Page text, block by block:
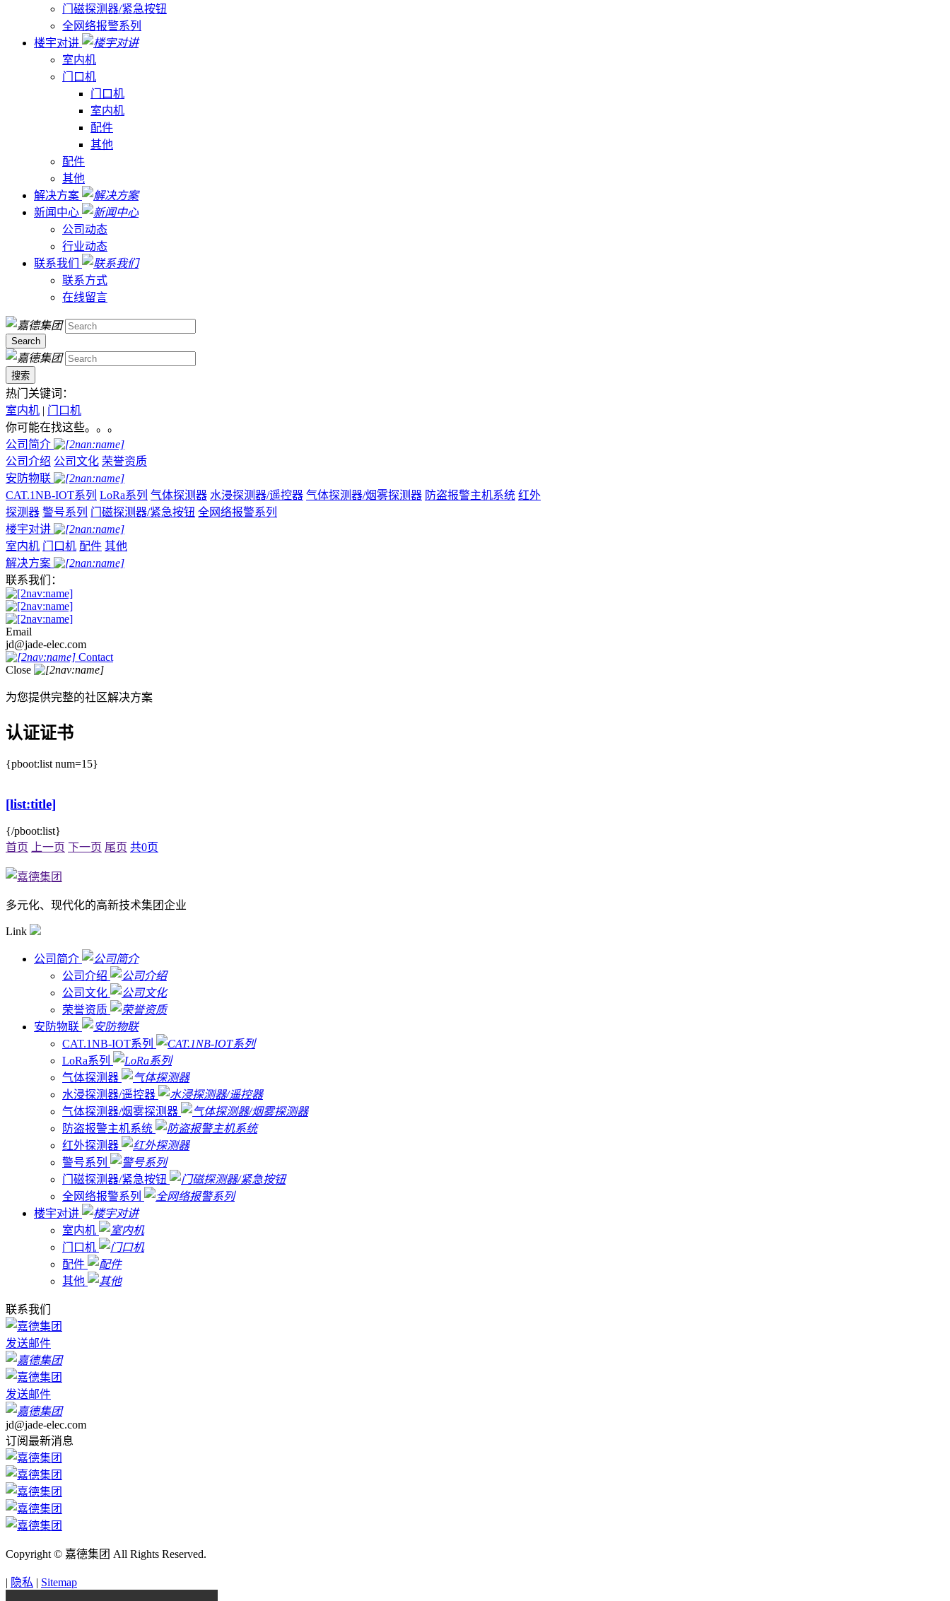
门磁探测器/紧急按钮
全网络报警系列
楼宇对讲
室内机
门口机
门口机
室内机
配件
其他
配件
其他
解决方案
新闻中心
公司动态
行业动态
联系我们
联系方式
在线留言
Search
搜索
热门关键词：
室内机 | 门口机
你可能在找这些。。。
公司简介
公司介绍 公司文化 荣誉资质
安防物联
CAT.1NB-IOT系列 LoRa系列 气体探测器 水浸探测器/遥控器 气体探测器/烟雾探测器 防盗报警主机系统 红外
探测器 警号系列 门磁探测器/紧急按钮 全网络报警系列
楼宇对讲
室内机 门口机 配件 其他
解决方案
联系我们：
Email
jd@jade-elec.com
Contact
Close
为您提供完整的社区解决方案
认证证书
{pboot:list num=15}
[list:title]
{/pboot:list}
首页
上一页 下一页 尾页 共0页
多元化、现代化的高新技术集团企业
Link
公司简介
公司介绍
公司文化
荣誉资质
安防物联
CAT.1NB-IOT系列
LoRa系列
气体探测器
水浸探测器/遥控器
气体探测器/烟雾探测器
防盗报警主机系统
红外探测器
警号系列
门磁探测器/紧急按钮
全网络报警系列
楼宇对讲
室内机
门口机
配件
其他
联系我们
发送邮件
发送邮件
jd@jade-elec.com
订阅最新消息
Copyright © 嘉德集团 All Rights Reserved.
| 隐私 | Sitemap